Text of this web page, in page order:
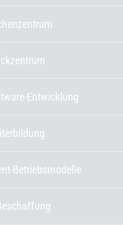
Entwicklung
Betriebsmodelle